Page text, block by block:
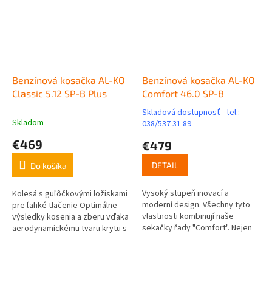
Benzínová kosačka AL-KO
Classic 5.12 SP-B Plus
Skladom
€469
Do košíka
Kolesá s guľôčkovými ložiskami
pre ľahké tlačenie Optimálne
výsledky kosenia a zberu vďaka
aerodynamickému tvaru krytu s
vysokým vyhadzovacím
Benzínová kosačka AL-KO
Comfort 46.0 SP-B
Priemerné
hodnotenie
produktu
je
z
5
hviezdičiek.
Skladová dostupnosť - tel.:
038/537 31 89
€479
DETAIL
Vysoký stupeň inovací a
moderní design. Všechny tyto
vlastnosti kombinují naše
sekačky řady "Comfort". Nejen
díky tomu jsou benzínové